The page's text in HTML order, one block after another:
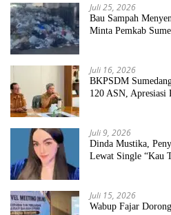
Juli 25, 2026
Bau Sampah
Minta Pemkab
Juli 16, 2026
BKPSDM
120 ASN, Apresiasi
Juli 9, 2026
Dinda Mustika,
Lewat Single “Kau
Juli 15, 2026
Wabup Fajar